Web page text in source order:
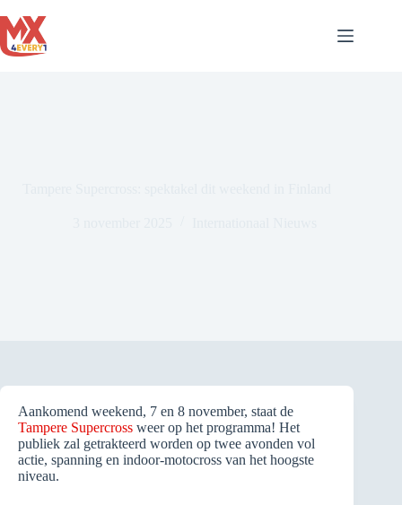
naar
de
inhoud
Aankomend weekend, 7 en 8 november, staat de
Tampere Supercross weer op het programma! Het
publiek zal getrakteerd worden op twee avonden vol
actie, spanning en indoor-motocross van het hoogste
niveau.